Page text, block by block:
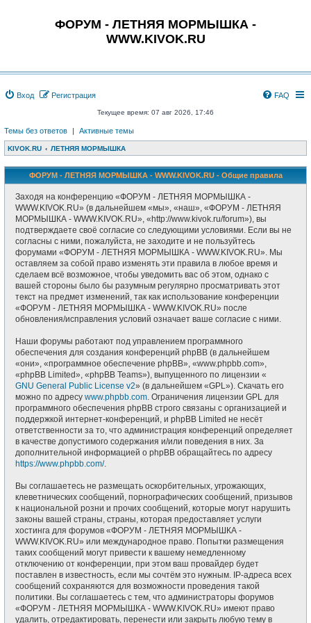
ФОРУМ - ЛЕТНЯЯ МОРМЫШКА -
WWW.KIVOK.RU
Вход Регистрация FAQ
Текущее время: 07 авг 2026, 17:46
Темы без ответов | Активные темы
KIVOK.RU ЛЕТНЯЯ МОРМЫШКА
ФОРУМ - ЛЕТНЯЯ МОРМЫШКА - WWW.KIVOK.RU - Общие правила
Заходя на конференцию «ФОРУМ - ЛЕТНЯЯ МОРМЫШКА -
WWW.KIVOK.RU» (в дальнейшем «мы», «наш», «ФОРУМ - ЛЕТНЯЯ
МОРМЫШКА - WWW.KIVOK.RU», «http://www.kivok.ru/forum»), вы
подтверждаете своё согласие со следующими условиями. Если вы не
согласны с ними, пожалуйста, не заходите и не пользуйтесь
форумами «ФОРУМ - ЛЕТНЯЯ МОРМЫШКА - WWW.KIVOK.RU». Мы
оставляем за собой право изменять эти правила в любое время и
сделаем всё возможное, чтобы уведомить вас об этом, однако с
вашей стороны было бы разумным регулярно просматривать этот
текст на предмет изменений, так как использование конференции
«ФОРУМ - ЛЕТНЯЯ МОРМЫШКА - WWW.KIVOK.RU» после
обновления/исправления условий означает ваше согласие с ними.
Наши форумы работают под управлением программного
обеспечения для создания конференций phpBB (в дальнейшем
«они», «программное обеспечение phpBB», «www.phpbb.com»,
«phpBB Limited», «phpBB Teams»), выпущенного по лицензии «
GNU General Public License v2» (в дальнейшем «GPL»). Скачать его
можно по адресу www.phpbb.com. Ограничения лицензии GPL для
программного обеспечения phpBB строго связаны с организацией и
поддержкой интернет-конференций, и phpBB Limited не несёт
ответственности за то, что администрация конференций определяет
в качестве допустимого содержания и/или поведения в них. За
дополнительной информацией о phpBB обращайтесь по адресу
https://www.phpbb.com/.
Вы соглашаетесь не размещать оскорбительных, угрожающих,
клеветнических сообщений, порнографических сообщений, призывов
к национальной розни и прочих сообщений, которые могут нарушить
законы вашей страны, страны, которая предоставляет услуги
хостинга для форумов «ФОРУМ - ЛЕТНЯЯ МОРМЫШКА -
WWW.KIVOK.RU» или международное право. Попытки размещения
таких сообщений могут привести к вашему немедленному
отключению от конференции, при этом ваш провайдер будет
поставлен в известность, если мы сочтём это нужным. IP-адреса всех
сообщений сохраняются для возможности проведения такой
политики. Вы соглашаетесь с тем, что администраторы форумов
«ФОРУМ - ЛЕТНЯЯ МОРМЫШКА - WWW.KIVOK.RU» имеют право
удалить, отредактировать, перенести или закрыть любую тему в